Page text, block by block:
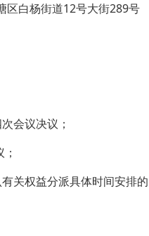
区白杨街道12号大街289号
会议决议；
关权益分派具体时间安排的